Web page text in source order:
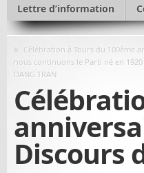
Lettre d’information
« Célébration à Tours du 100ème
nous continuons le Parti né en 1920
DANG TRAN
Discours